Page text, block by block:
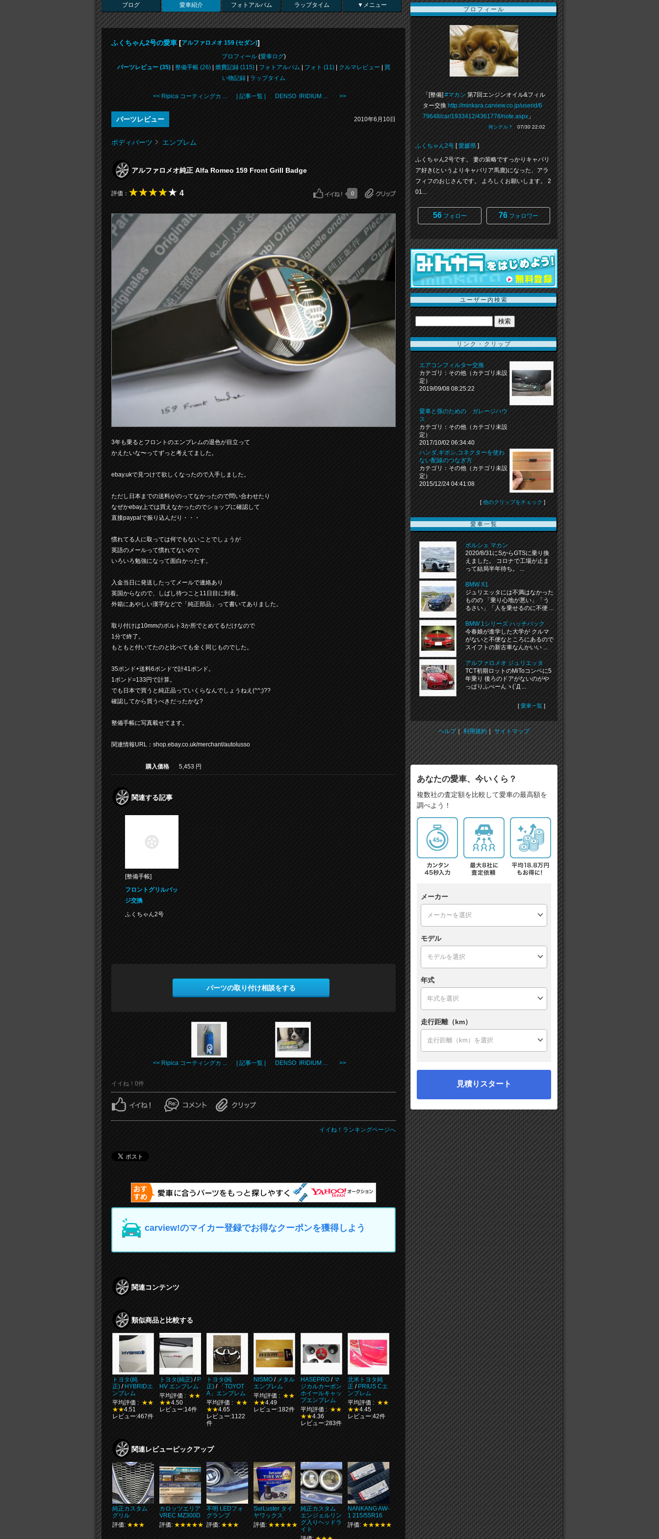
ブログ 愛車紹介 フォトアルバム ラップタイム ▼メニュー
ふくちゃん2号の愛車 [アルファロメオ 159 (セダン)]
プロフィール(愛車ログ)
パーツレビュー (35)| 整備手帳 (26)| 燃費記録 (115)| フォトアルバム フォト (11)| クルマレビュー
買
い物記録| ラップタイム
<< Ripica コーティングカ ... | 記事一覧 | DENSO IRIDIUM ... >>
パーツレビュー 2010年6月10日
ボディパーツ エンブレム
アルファロメオ純正 Alfa Romeo 159 Front Grill Badge
評価： 4 0
3年も乗るとフロントのエンブレムの退色が目立って
かえたいな〜ってずっと考えてました。
ebay.ukで見つけて欲しくなったので入手しました。
ただし日本までの送料がのってなかったので問い合わせたり
なぜかebay上では買えなかったのでショップに確認して
直接paypalで振り込んだり・・・
慣れてる人に取っては何でもないことでしょうが
英語のメールって慣れてないので
いろいろ勉強になって面白かったす。
入金当日に発送したってメールで連絡あり
英国からなので、しばし待つこと11日目に到着。
外箱にあやしい漢字などで「純正部品」って書いてありました。
取り付けは10mmのボルト3か所でとめてるだけなので
1分で終了。
もともと付いてたのと比べても全く同じものでした。
35ポンド+送料6ポンドで計41ポンド。
1ポンド=133円で計算。
でも日本で買うと純正品っていくらなんでしょうねえ(^^;)??
確認してから買うべきだったかな?
整備手帳に写真載せてます。
関連情報URL：shop.ebay.co.uk/merchant/autolusso
購入価格 5,453 円
関連する記事
[整備手帳]
フロントグリルバッ
ジ交換
ふくちゃん2号
パーツの取り付け相談をする
<< Ripica コーティングカ ... | 記事一覧 | DENSO IRIDIUM ... >>
イイね！0件
イイね！ランキングページへ
carview!のマイカー登録でお得なクーポンを獲得しよう
関連コンテンツ
類似商品と比較する
トヨタ(純
正) / HYBRIDエ
ンブレム
平均評価 : ★★
★★4.51
レビュー:467件
トヨタ(純正) / P
HV エンブレム
平均評価 : ★★
★★4.50
レビュー:14件
トヨタ(純
正) /
「TOYOT
A」エンブレム
平均評価 : ★★
★★4.65
レビュー:1122
件
NISMO / メタル
エンブレム
平均評価 : ★★
★★4.49
レビュー:182件
HASEPRO / マ
ジカルカーボン
ホイールキャッ
プエンブレム
平均評価 : ★★
★★4.36
レビュー:283件
北米トヨタ純
正 / PRIUS Cエ
ンブレム
平均評価 : ★★
★★4.45
レビュー:42件
関連レビューピックアップ
純正カスタム
グリル
評価: ★★★
カロッツエリア
VREC MZ300D
評価: ★★★★★
不明 LEDフォ
グランプ
評価: ★★★
SurLuster タイ
ヤワックス
評価: ★★★★★
純正カスタム
エンジェルリン
グ入りヘッドラ
イト
NANKANG AW-
1 215/55R16
評価: ★★★★★
プロフィール
「[整備] #マカン 第7回エンジンオイル&フィル
ター交換 http://minkara.carview.co.jp/userid/6
79648/car/1933412/4361778/note.aspx 」
何シテル？ 07/30 22:02
ふくちゃん2号 [愛媛県 ]
ふくちゃん2号です。 妻の策略ですっかりキャバリ
ア好き(というよりキャバリア馬鹿)になった、アラ
フィフのおじさんです。 よろしくお願いします。 2
01...
56フォロー 76フォロワー
ユーザー内検索
リンク・クリップ
エアコンフィルター交換
カテゴリ：その他（カテゴリ未設
定）
2019/09/08 08:25:22
愛車と孫のための ガレージハウ
ス
カテゴリ：その他（カテゴリ未設
定）
2017/10/02 06:34:40
ハンダ,ギボシ,コネクターを使わ
ない配線のつなぎ方
カテゴリ：その他（カテゴリ未設
定）
2015/12/24 04:41:08
[ 他のクリップをチェック ]
愛車一覧
ポルシェ マカン
2020/8/31にSからGTSに乗り換
えました。 コロナで工場が止ま
って結局半年待ち。 ...
BMW X1
ジュリエッタには不満はなかった
ものの 「乗り心地が悪い」「う
るさい」「人を乗せるのに不便 ...
BMW 1シリーズ ハッチバック
今春娘が進学した大学が クルマ
がないと不便なところにあるので
スイフトの新古車なんかいい ...
アルファロメオ ジュリエッタ
TCT初期ロットのMiToコンペに5
年乗り 後ろのドアがないのがや
っぱりふべーんヽ(`Д ...
[ 愛車一覧 ]
ヘルプ｜利用規約｜サイトマップ
あなたの愛車、今いくら？
複数社の査定額を比較して愛車の最高額を
調べよう！
メーカー
モデル
年式
走行距離（km）
見積りスタート